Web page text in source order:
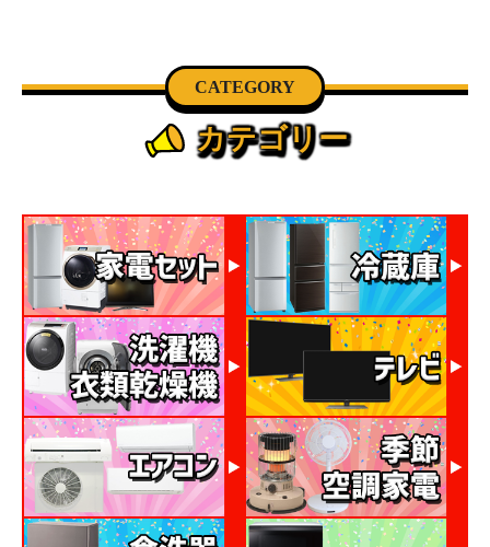
CATEGORY
カテゴリー